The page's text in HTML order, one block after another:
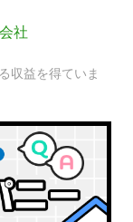
社
収益を得ていま